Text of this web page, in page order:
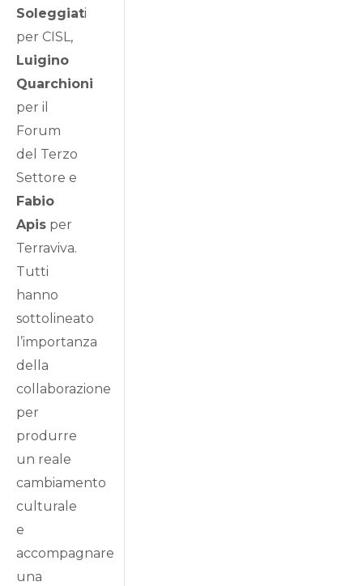
Soleggiati
per CISL,
Luigino
Quarchioni
per il
Forum
del Terzo
Settore e
Fabio
Apis per
Terraviva.
Tutti
hanno
sottolineato
l’importanza
della
collaborazione
per
produrre
un reale
cambiamento
culturale
e
accompagnare
una